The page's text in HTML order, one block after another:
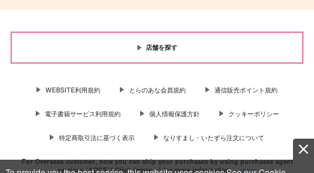
店舗を探す
WEBSITE利用規約 とらのあな会員規約 通信販売ポイント規約
電子書籍サービス利用規約 個人情報保護方針 クッキーポリシー
特定商取引法に基づく表示 なりすまし・いたずら注文について
For Overseas customer, now you can ship your purchases by using purchases agent
services “AOCS”! Click {more…} for more information …more